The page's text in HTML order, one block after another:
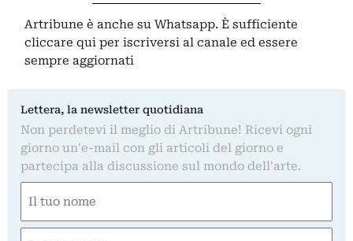
Artribune è anche su Whatsapp. È sufficiente
cliccare qui per iscriversi al canale ed essere
sempre aggiornati
Lettera, la newsletter quotidiana
Non perdetevi il meglio di Artribune! Ricevi ogni
giorno un'e-mail con gli articoli del giorno e
partecipa alla discussione sul mondo dell'arte.
(Obbligatorio)
Nome